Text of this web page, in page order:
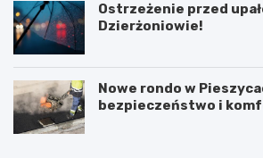
Ostrzeżenie przed
Dzierżoniowie!
Nowe rondo w
bezpieczeństwo i